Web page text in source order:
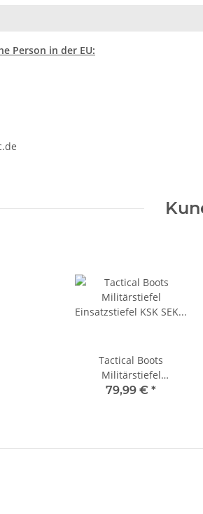
Person in der EU:
Tactical Boots
Militärstiefel
Einsatzstiefel KSK SEK 8
79,99 € *